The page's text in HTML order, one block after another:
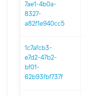
7ae1-4b0a-
8327-
a82f1e940cc5
1c7afcb3-
e7d2-47b2-
bf01-
62b93fbf737f